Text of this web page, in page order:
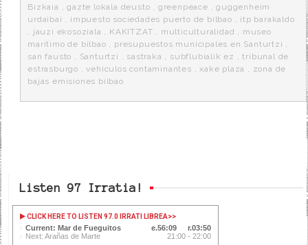
Bizkaia ,gazte lokala deusto , greenpeace ,guggenheim
urdaibai , impuesto sociedades puerto de bilbao , itp barakaldo
, jauzi ekosoziala , KAKITZAT , multiculturalidad , museo
maritimo de bilbao , presupuestos municipales en Santurtzi ,
san fausto , Santurtzi , sastraka , subflubialik ez ,tribunal de
estrasburgo ,vehiculos contaminantes ,xake plaza , zona de
bajas emisiones bilbao
Listen 97 Irratia!
CLICK HERE TO LISTEN 97.0 IRRATI LIBREA>>
Current: Mar de Fueguitos 56:10
03:49
Next: Arañas de Marte
21:00 - 22:00